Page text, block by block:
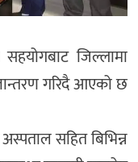
जिल्लामा
गरिदै आएको छ
सहित बिभिन्न